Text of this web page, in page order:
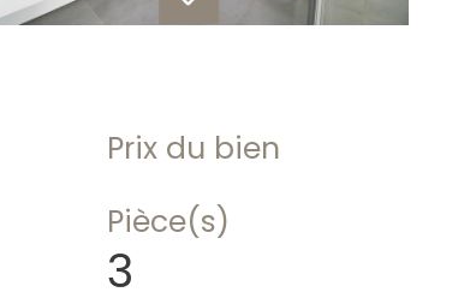
Prix du bien
Pièce(s)
3